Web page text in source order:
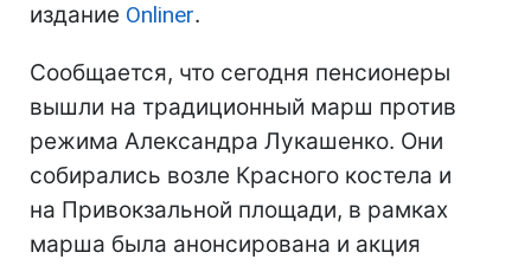
издание Onliner.
Сообщается, что сегодня пенсионеры
вышли на традиционный марш против
режима Александра Лукашенко. Они
собирались возле Красного костела и
на Привокзальной площади, в рамках
марша была анонсирована и акция